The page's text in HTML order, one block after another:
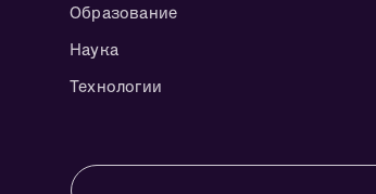
Образование
Наука
Технологии